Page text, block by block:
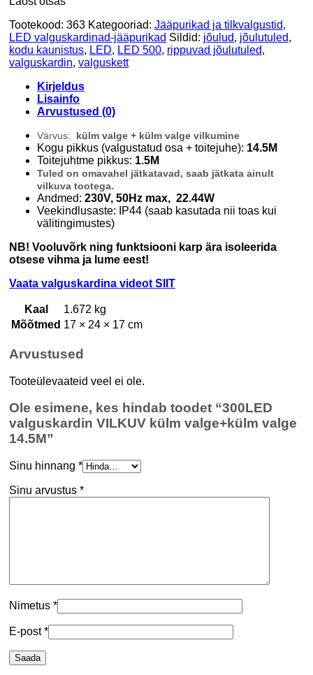
Tootekood: 363 Kategooriad: Jääpurikad ja tilkvalgustid,
LED valguskardinad-jääpurikad Sildid: jõulud, jõulutuled,
kodu kaunistus, LED, LED 500, rippuvad jõulutuled,
valguskardin, valguskett
Kirjeldus
Lisainfo
Arvustused (0)
Värvus: külm valge + külm valge vilkumine
Kogu pikkus (valgustatud osa + toitejuhe): 14.5M
Toitejuhtme pikkus: 1.5M
Tuled on omavahel jätkatavad, saab jätkata ainult
vilkuva tootega.
Andmed: 230V, 50Hz max, 22.44W
Veekindlusaste: IP44 (saab kasutada nii toas kui
välitingimustes)
NB! Vooluvõrk ning funktsiooni karp ära isoleerida
otsese vihma ja lume eest!
Vaata valguskardina videot SIIT
Kaal
1.672 kg
Mõõtmed 17 × 24 × 17 cm
Arvustused
Tooteülevaateid veel ei ole.
Ole esimene, kes hindab toodet “300LED
valguskardin VILKUV külm valge+külm valge
14.5M”
Sinu hinnang *
Sinu arvustus *
Nimetus *
E-post*